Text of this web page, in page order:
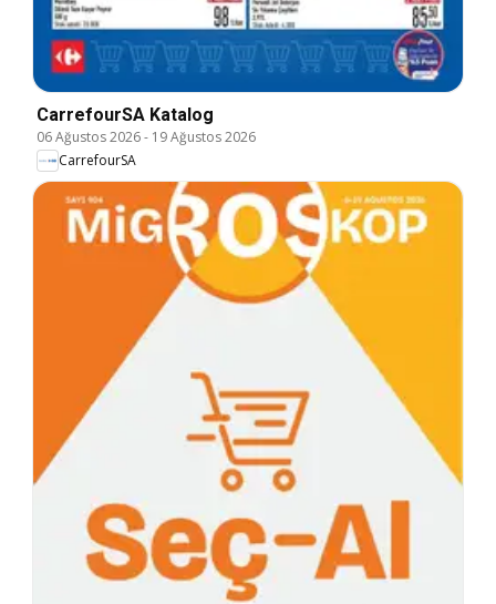
CarrefourSA Katalog
06 Ağustos 2026- 19 Ağustos 2026
CarrefourSA